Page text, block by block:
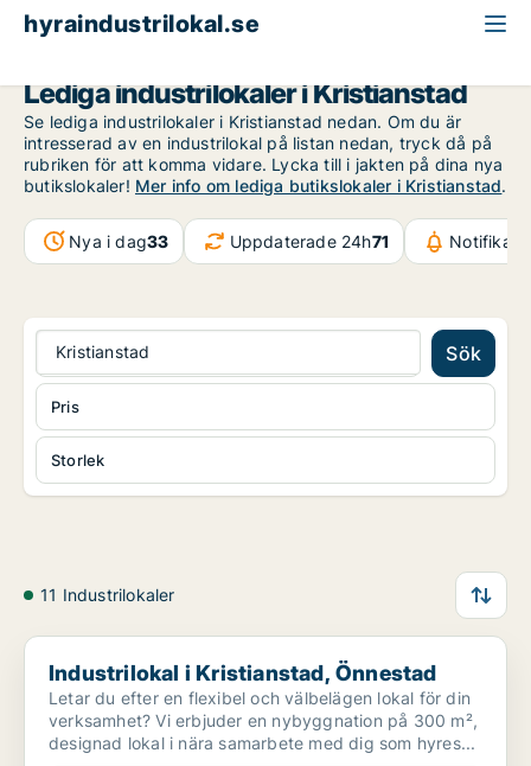
hyraindustrilokal.se
Lediga industrilokaler i Kristianstad
Se lediga industrilokaler i Kristianstad nedan. Om du är
intresserad av en industrilokal på listan nedan, tryck då på
rubriken för att komma vidare. Lycka till i jakten på dina nya
butikslokaler! Mer info om lediga butikslokaler i Kristianstad.
Nya i dag33 Uppdaterade 24h71
Kristianstad Sök
Storlek
Pris
11 Industrilokaler
Industrilokal i Kristianstad, Önnestad
Industrilokal i Kristianstad, Önnestad
Letar du efter en flexibel och välbelägen lokal för din
verksamhet? Vi erbjuder en nybyggnation på 300 m²,
designad lokal i nära samarbete med dig som hyres...